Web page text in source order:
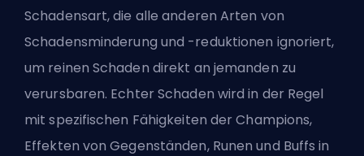
Schadensart, die alle anderen Arten von
Schadensminderung und -reduktionen ignoriert,
um reinen Schaden direkt an jemanden zu
verursbaren. Echter Schaden wird in der Regel
mit spezifischen Fähigkeiten der Champions,
Effekten von Gegenständen, Runen und Buffs in